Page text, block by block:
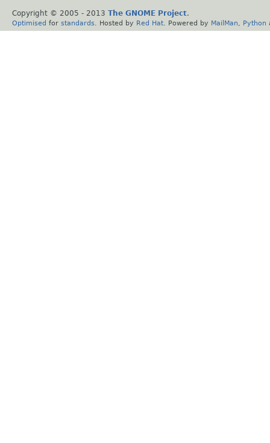
Copyright © 2005 - 2013 The GNOME Project.
Optimised for standards . Hosted by Red Hat . Powered by MailMan Python